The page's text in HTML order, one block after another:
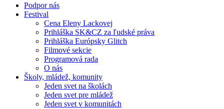
Podpor nás
Festival
Cena Eleny Lackovej
Prihláška SK&CZ za ľudské práva
Prihláška Európsky Glitch
Filmové sekcie
Programová rada
O nás
Školy, mládež, komunity
Jeden svet na školách
Jeden svet pre mládež
Jeden svet v komunitách